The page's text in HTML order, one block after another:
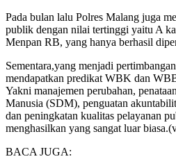
Pada bulan lalu Polres Malang juga
publik dengan nilai tertinggi yaitu A
Menpan RB, yang hanya berhasil
Sementara,yang menjadi
mendapatkan predikat WBK dan
Yakni manajemen perubahan,
Manusia (SDM), penguatan
dan peningkatan kualitas pelayanan
menghasilkan yang sangat luar
BACA JUGA: